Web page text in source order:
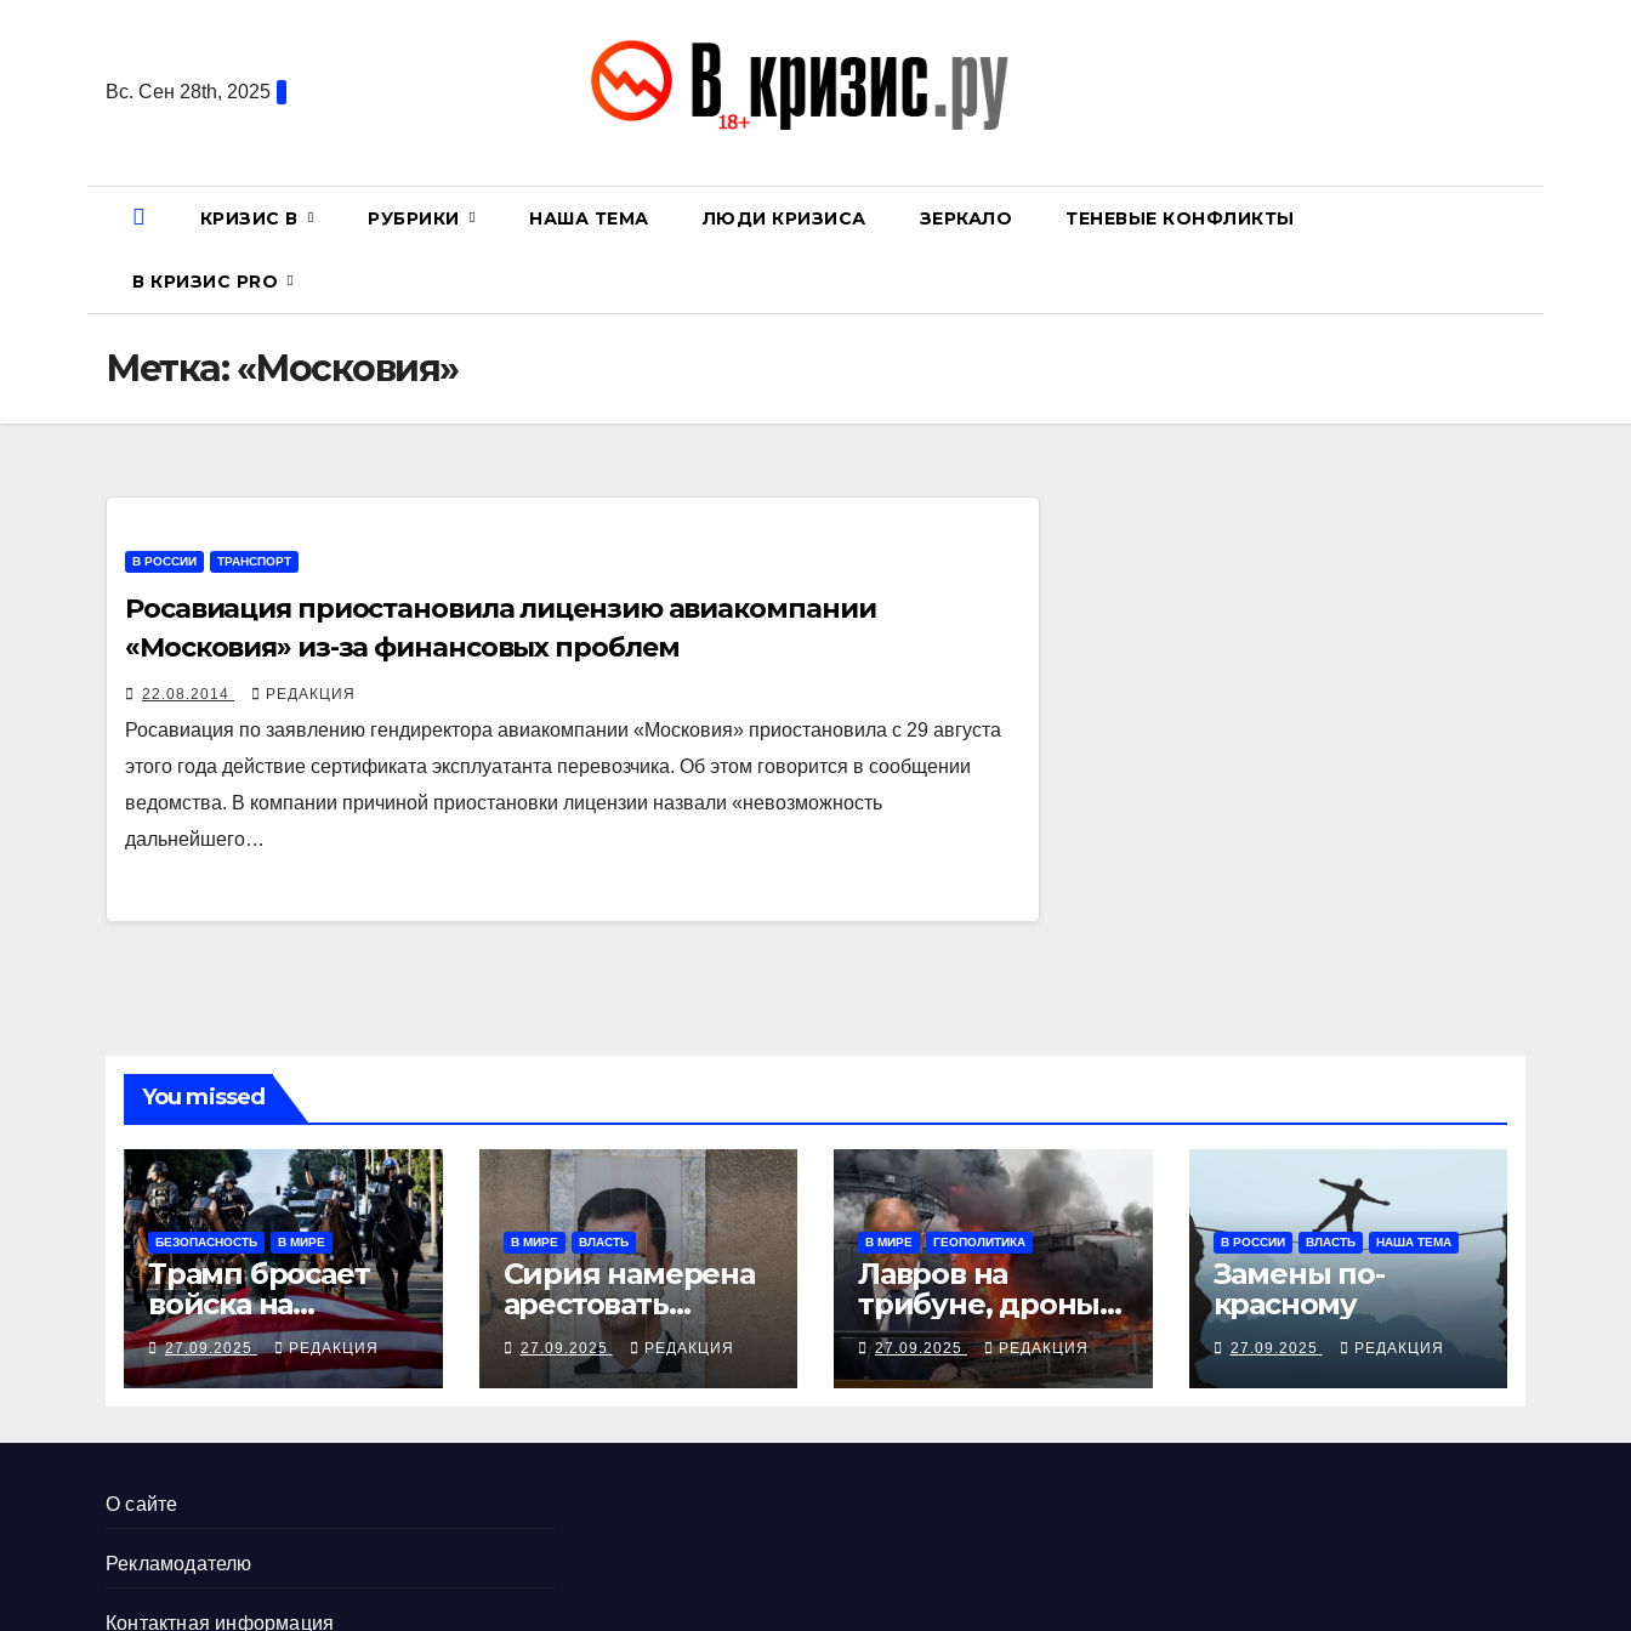
содержаниюВс. Сен 28th, 2025
КРИЗИС В РУБРИКИ НАША ТЕМА ЛЮДИ КРИЗИСА ЗЕРКАЛО ТЕНЕВЫЕ КОНФЛИКТЫ
В КРИЗИС PRO
Метка:«Московия»
В РОССИИ ТРАНСПОРТ
Росавиация приостановила лицензию авиакомпании
«Московия» из-за финансовых проблем
22.08.2014 РЕДАКЦИЯ
Росавиация по заявлению гендиректора авиакомпании «Московия» приостановила с 29 августа
этого года действие сертификата эксплуатанта перевозчика. Об этом говорится в сообщении
ведомства. В компании причиной приостановки лицензии назвали «невозможность
дальнейшего…
You missed
БЕЗОПАСНОСТЬ В МИРЕ
Трамп бросает
войска на
Портленд
27.09.2025 РЕДАКЦИЯ
В МИРЕ ВЛАСТЬ
Сирия намерена
арестовать
бежавшего в
Москву экс-
диктатора
27.09.2025 РЕДАКЦИЯ
В МИРЕ ГЕОПОЛИТИКА
Лавров на
трибуне, дроны
над Чувашией
27.09.2025 РЕДАКЦИЯ
В РОССИИ ВЛАСТЬ НАША ТЕМА
Замены по-
красному
27.09.2025 РЕДАКЦИЯ
О сайте
Рекламодателю
Контактная информация